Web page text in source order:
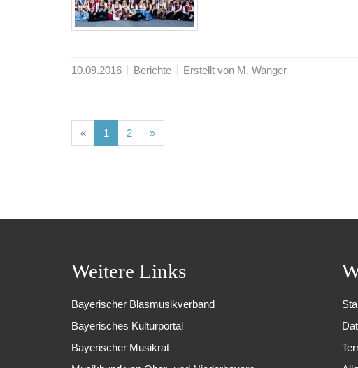
10.09.2016 Berichte Erstellt von M. Wanger
« 1 (current)
2(current)
»
Weitere Links
Bayerischer Blasmusikverband
Bayerisches Kulturportal
Bayerischer Musikrat